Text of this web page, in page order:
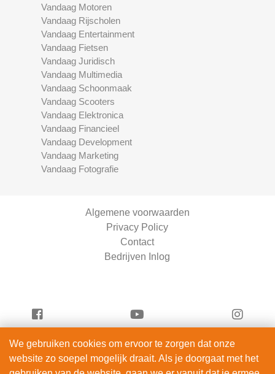
Vandaag Motoren
Vandaag Rijscholen
Vandaag Entertainment
Vandaag Fietsen
Vandaag Juridisch
Vandaag Multimedia
Vandaag Schoonmaak
Vandaag Scooters
Vandaag Elektronica
Vandaag Financieel
Vandaag Development
Vandaag Marketing
Vandaag Fotografie
Algemene voorwaarden
Privacy Policy
Contact
Bedrijven Inlog
Serviceright Schoonmaak is onderdeel van
ServiceRight B.V. | KVK 90914872
We gebruiken cookies om ervoor te zorgen dat onze
website zo soepel mogelijk draait. Als je doorgaat met het